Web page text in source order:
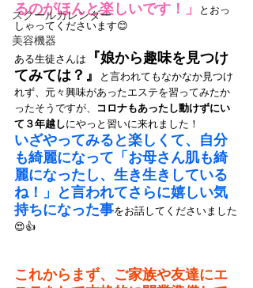
スクールカレンダー
美容機器
るのがほんと楽しいです！」
とおっ
しゃってくださいます😊
ある生徒さんは
『娘から趣味を見つけ
てみては？』
と言われてもなかなか見つけ
れず、元々興味があったエステを習ってみたか
ったそうですが、
コロナもあったし動けずにい
て３年越しにやっと習いに来れました！
いざやってみると楽しくて、自分
も綺麗になって「お母さん肌も綺
麗になったし、生き生きしている
ね！」と言われてさらに嬉しい気
持ちになった事をお話してくださいました
😍👍
これからまず、ご家族や友達にエ